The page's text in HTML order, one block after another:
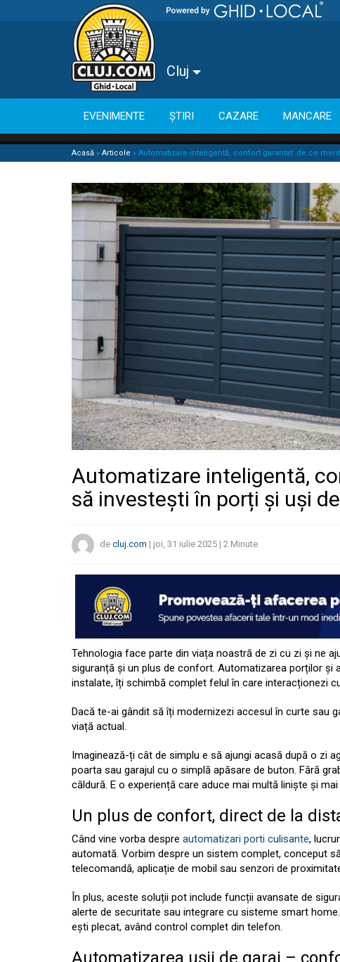
Cluj
EVENIMENTE ȘTIRI CAZARE MANCARE
Acasă » Articole » Automatizare inteligentă, confort garantat: de ce
Automatizare inteligentă,
să investești în porți și uși
de cluj.com | joi, 31 iulie 2025 | 2 Minute
Tehnologia face parte din viața noastră de zi cu zi și ne
siguranță și un plus de confort. Automatizarea porților și
instalate, îți schimbă complet felul în care interacționezi
Dacă te-ai gândit să îți modernizezi accesul în curte sau
viață actual.
Imaginează-ți cât de simplu e să ajungi acasă după o zi
poarta sau garajul cu o simplă apăsare de buton. Fără
căldură. E o experiență care aduce mai multă liniște și
Un plus de confort, direct de la
Când vine vorba despre automatizari porti culisante,
automată. Vorbim despre un sistem complet, conceput
telecomandă, aplicație de mobil sau senzori de
În plus, aceste soluții pot include funcții avansate de
alerte de securitate sau integrare cu sisteme smart
ești plecat, având control complet din telefon.